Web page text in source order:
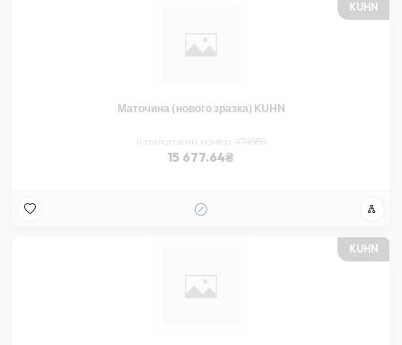
KUHN
Маточина (нового зразка) KUHN
Каталоговий номер: 474880
15 677.64
KUHN